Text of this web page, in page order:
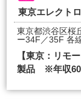
東京エレクト
東京都渋谷区桜
ー34F／35F 各
【東京：リモ
製品 ※年収